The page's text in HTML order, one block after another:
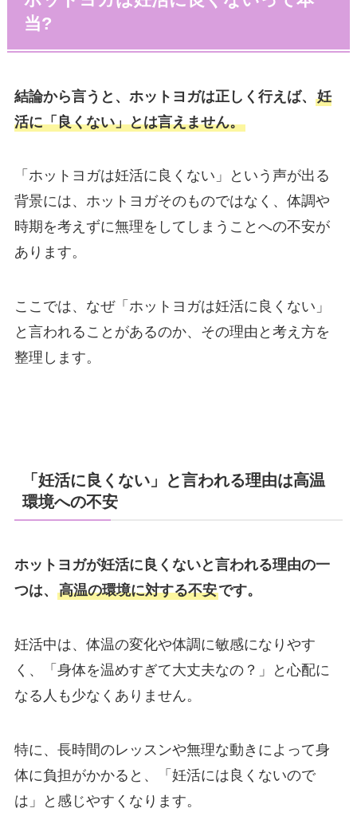
当?
結論から言うと、ホットヨガは正しく行えば、 妊
活に「良くない」とは言えません。
「ホットヨガは妊活に良くない」という声が出る
背景には、ホットヨガそのものではなく、体調や
時期を考えずに無理をしてしまうことへの不安が
あります。
ここでは、なぜ「ホットヨガは妊活に良くない」
と言われることがあるのか、その理由と考え方を
整理します。
「妊活に良くない」と言われる理由は高温
環境への不安
ホットヨガが妊活に良くないと言われる理由の一
つは、 高温の環境に対する不安です。
妊活中は、体温の変化や体調に敏感になりやす
く、「身体を温めすぎて大丈夫なの？」と心配に
なる人も少なくありません。
特に、長時間のレッスンや無理な動きによって身
体に負担がかかると、「妊活には良くないので
は」と感じやすくなります。